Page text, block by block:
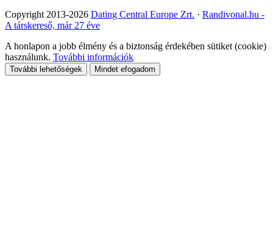
Copyright 2013-2026 Dating Central Europe Zrt. · Randivonal.hu -
A társkereső, már 27 éve
A honlapon a jobb élmény és a biztonság érdekében sütiket (cookie)
használunk. További információk
További lehetőségek Mindet efogadom